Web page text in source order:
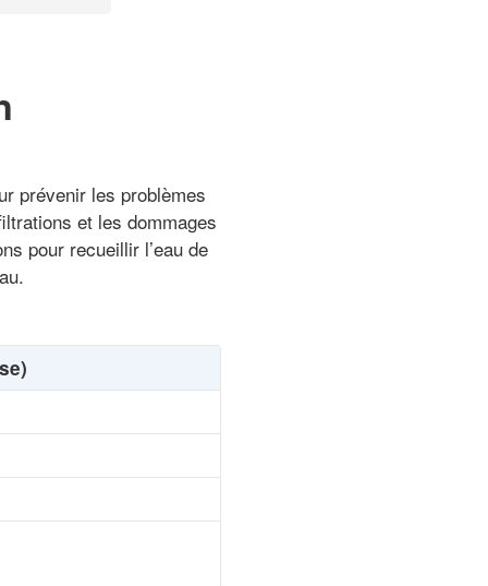
prévenir les problèmes
et les dommages
pour recueillir l’eau de